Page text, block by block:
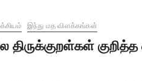
இந்து மத விளக்கங்கள்
திருக்குறள்கள்